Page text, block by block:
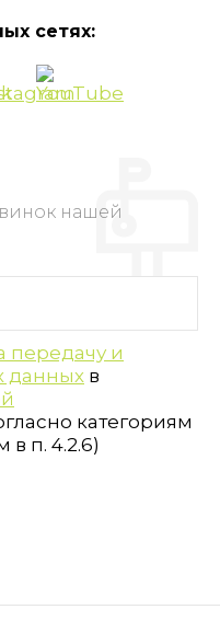
сетях:
нашей
передачу и
данных в
категориям
п. 4.2.6)